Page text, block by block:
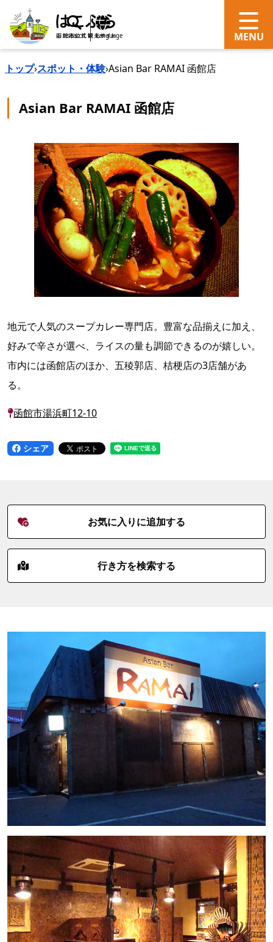
search Language
トップ›スポット・体験›Asian Bar RAMAI 函館店
Asian Bar RAMAI 函館店
地元で人気のスープカレー専門店。豊富な品揃えに加え、
好みで辛さが選べ、ライスの量も調節できるのが嬉しい。
市内には函館店のほか、五稜郭店、桔梗店の3店舗があ
る。
函館市湯浜町12-10
シェア
お気に入りに追加する
行き方を検索する